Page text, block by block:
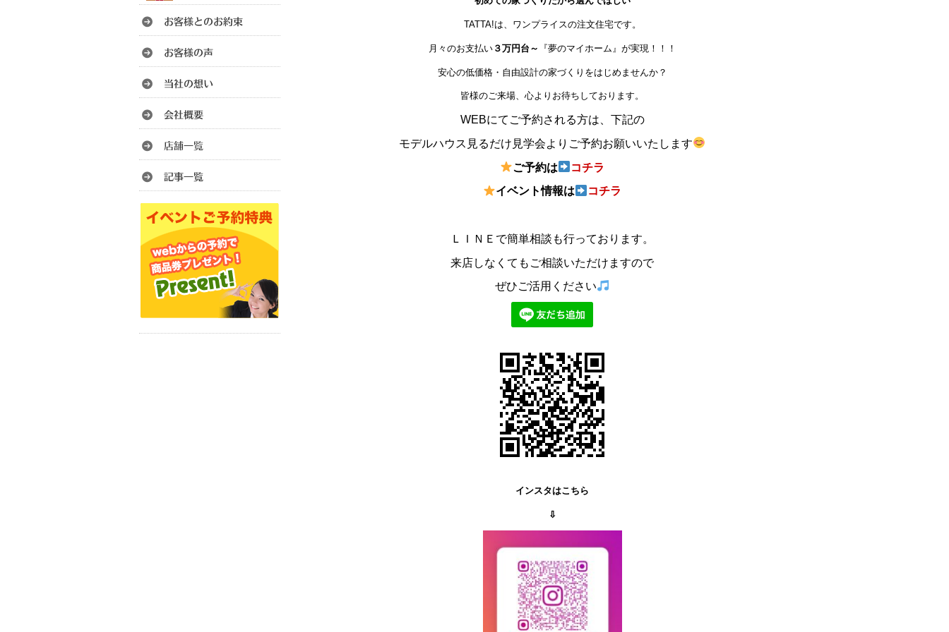
TATTA!は、ワンプライスの注文住宅です。
月々のお支払い３万円台～ 『夢のマイホーム』が実現！！！
安心の低価格・自由設計の家づくりをはじめませんか？
皆様のご来場、心よりお待ちしております。
WEBにてご予約される方は、下記の
モデルハウス見るだけ見学会よりご予約お願いいたします
ご予約は
コチラ
イベン ト情報は コチラ
ＬＩＮＥで簡単相談も行っております。
来店しなくてもご相談いただけますので
ぜひご活用ください
インスタはこちら
⇩